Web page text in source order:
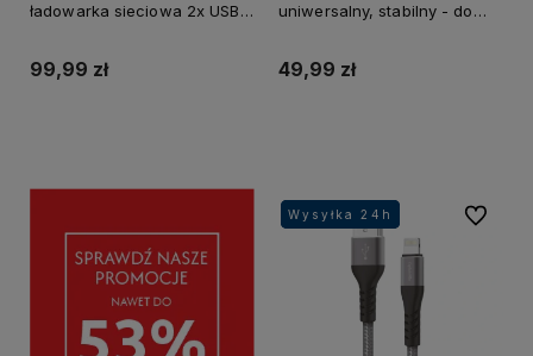
ładowarka sieciowa 2x USB
99,99 zł
uniwersalny, stabilny - do
49,99 zł
Wysyłka 24h
Wysyłka 24h
Wysyłka 24h Do